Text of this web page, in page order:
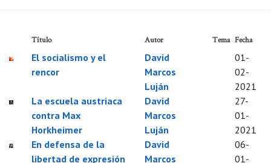
Título Autor Tema Fecha
El socialismo y el
rencor
David
Marcos
Luján
01-
02-
2021
La escuela austriaca
contra Max
Horkheimer
David
Marcos
Luján
27-
01-
2021
En defensa de la
libertad de expresión
David
Marcos
06-
01-